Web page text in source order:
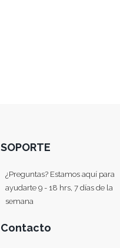
SOPORTE
¿Preguntas? Estamos aquí para
ayudarte 9 - 18 hrs, 7 días de la
semana
Contacto